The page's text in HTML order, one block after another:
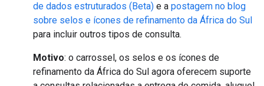
de dados estruturados (Beta) e a postagem no blog
sobre selos e ícones de refinamento da África do Sul
para incluir outros tipos de consulta.
Motivo: o carrossel, os selos e os ícones de
refinamento da África do Sul agora oferecem suporte